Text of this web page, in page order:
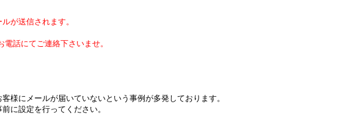
が送信されます。
話にてご連絡下さいませ。
様にメールが届いていないという事例が多発しております。
に設定を行ってください。